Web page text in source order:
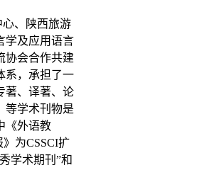
、陕西旅游
学及应用语言
协会合作共建
系，承担了一
著、译著、论
等学术刊物是
《外语教
为CSSCI扩
学术期刊”和